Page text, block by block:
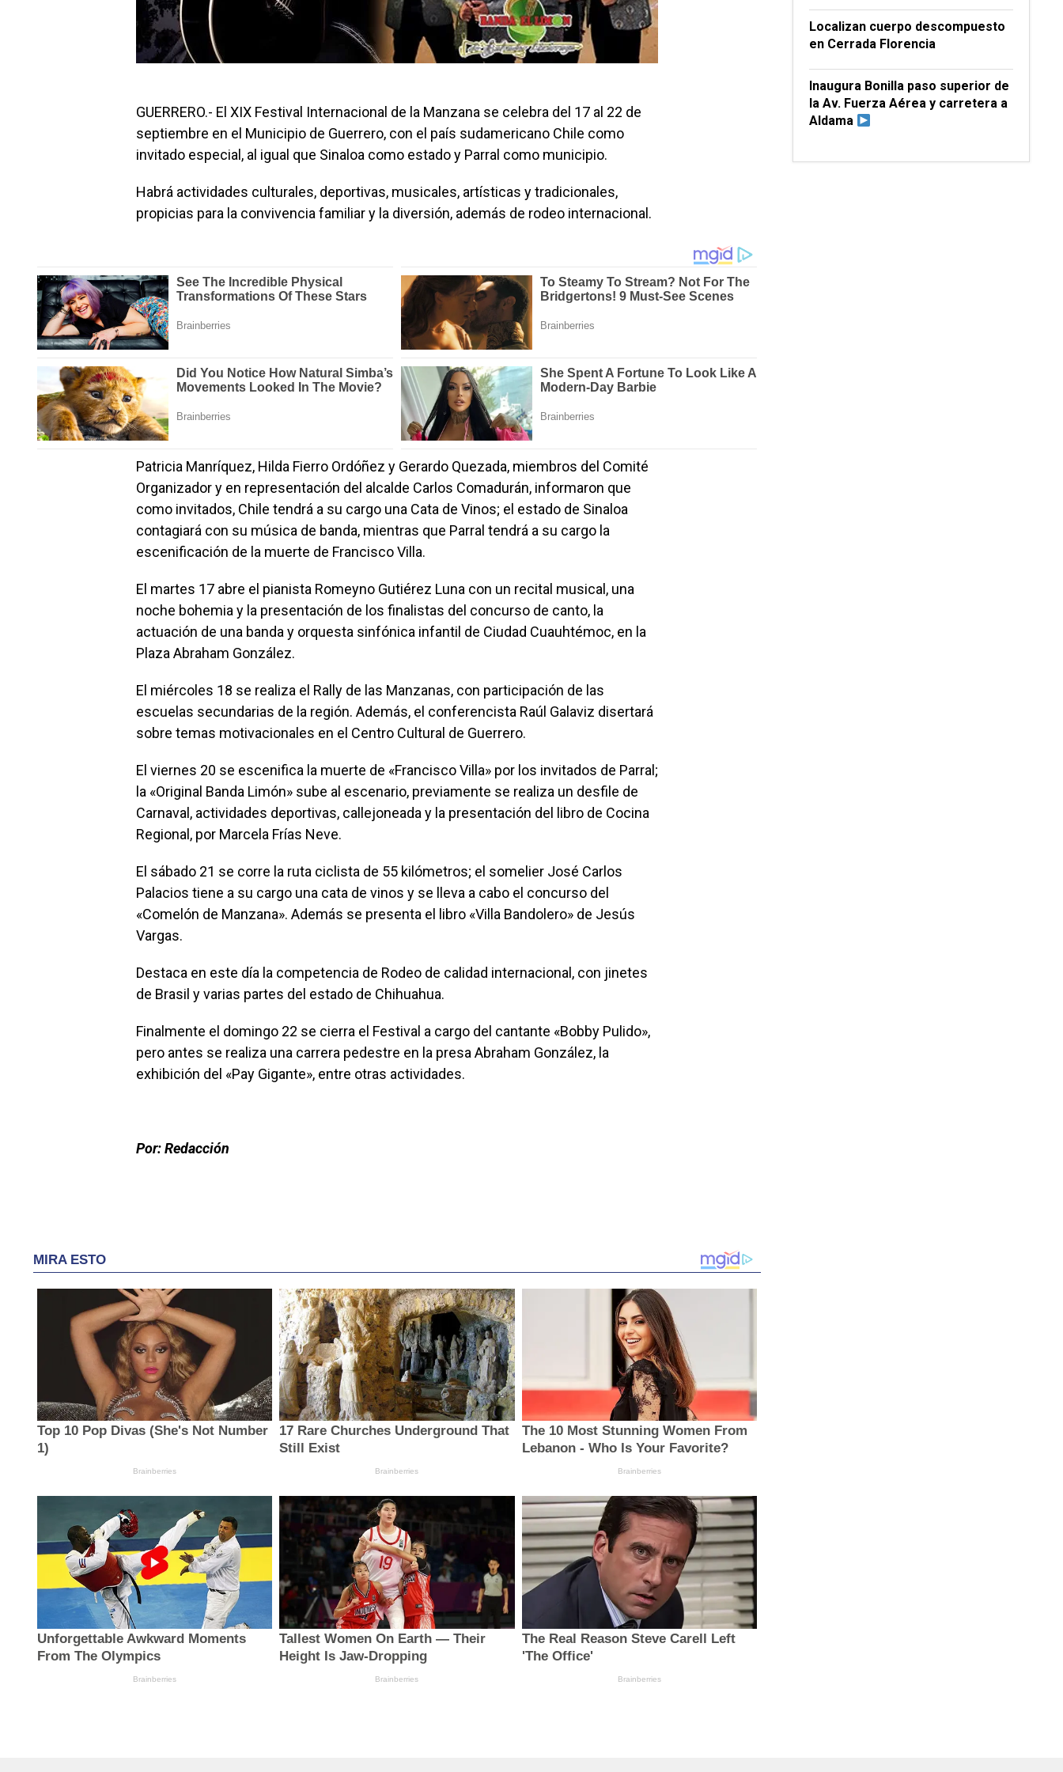
GUERRERO.- El XIX Festival Internacional de la Manzana se celebra del 17 al 22 de
septiembre en el Municipio de Guerrero, con el país sudamericano Chile como
invitado especial, al igual que Sinaloa como estado y Parral como municipio.
Habrá actividades culturales, deportivas, musicales, artísticas y tradicionales,
propicias para la convivencia familiar y la diversión, además de rodeo internacional.
Patricia Manríquez, Hilda Fierro Ordóñez y Gerardo Quezada, miembros del Comité
Organizador y en representación del alcalde Carlos Comadurán, informaron que
como invitados, Chile tendrá a su cargo una Cata de Vinos; el estado de Sinaloa
contagiará con su música de banda, mientras que Parral tendrá a su cargo la
escenificación de la muerte de Francisco Villa.
El martes 17 abre el pianista Romeyno Gutiérez Luna con un recital musical, una
noche bohemia y la presentación de los finalistas del concurso de canto, la
actuación de una banda y orquesta sinfónica infantil de Ciudad Cuauhtémoc, en la
Plaza Abraham González.
El miércoles 18 se realiza el Rally de las Manzanas, con participación de las
escuelas secundarias de la región. Además, el conferencista Raúl Galaviz disertará
sobre temas motivacionales en el Centro Cultural de Guerrero.
El viernes 20 se escenifica la muerte de «Francisco Villa» por los invitados de Parral;
la «Original Banda Limón» sube al escenario, previamente se realiza un desfile de
Carnaval, actividades deportivas, callejoneada y la presentación del libro de Cocina
Regional, por Marcela Frías Neve.
El sábado 21 se corre la ruta ciclista de 55 kilómetros; el somelier José Carlos
Palacios tiene a su cargo una cata de vinos y se lleva a cabo el concurso del
«Comelón de Manzana». Además se presenta el libro «Villa Bandolero» de Jesús
Vargas.
Destaca en este día la competencia de Rodeo de calidad internacional, con jinetes
de Brasil y varias partes del estado de Chihuahua.
Finalmente el domingo 22 se cierra el Festival a cargo del cantante «Bobby Pulido»,
pero antes se realiza una carrera pedestre en la presa Abraham González, la
exhibición del «Pay Gigante», entre otras actividades.
Por: Redacción
Localizan cuerpo descompuesto
en Cerrada Florencia
Inaugura Bonilla paso superior de
la Av. Fuerza Aérea y carretera a
Aldama